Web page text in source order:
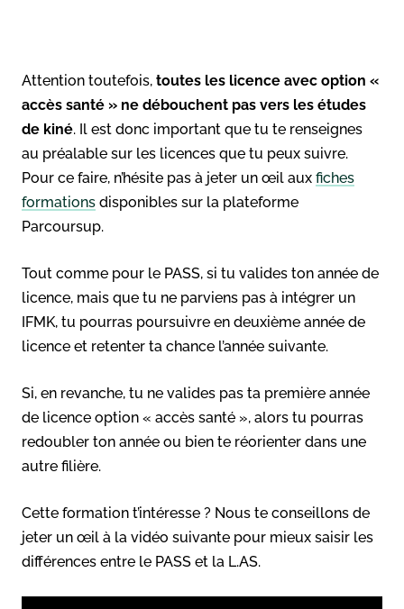
Attention toutefois, toutes les licence avec option «
accès santé » ne débouchent pas vers les études
de kiné. Il est donc important que tu te renseignes
au préalable sur les licences que tu peux suivre.
Pour ce faire, n’hésite pas à jeter un œil aux fiches
formations disponibles sur la plateforme
Parcoursup.
Tout comme pour le PASS, si tu valides ton année de
licence, mais que tu ne parviens pas à intégrer un
IFMK, tu pourras poursuivre en deuxième année de
licence et retenter ta chance l’année suivante.
Si, en revanche, tu ne valides pas ta première année
de licence option « accès santé », alors tu pourras
redoubler ton année ou bien te réorienter dans une
autre filière.
Cette formation t’intéresse ? Nous te conseillons de
jeter un œil à la vidéo suivante pour mieux saisir les
différences entre le PASS et la L.AS.